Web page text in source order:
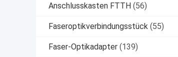
Anschlusskasten FTTH (56)
Faseroptikverbindungsstück (55)
Faser-Optikadapter (139)